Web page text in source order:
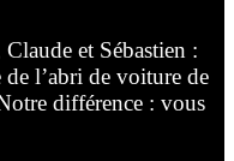
et Sébastien :
l’abri de voiture de
différence : vous